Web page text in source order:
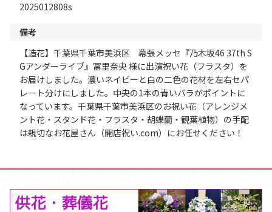
2025012808s
備考
【造花】千葉県千葉市美浜区 幕張メッセ『乃木坂46 37th S
Gアンダーライブ』冨里奈央 様に出演祝い花（フラスタ）を
お届けしました。濃いネイビーと白の二色の花材を左右セパ
レート分けにしました。中央の1本の青いバラがポイントに
なっています。千葉県千葉市美浜区のお祝い花（アレンジメ
ント花・スタンド花・フラスタ・胡蝶蘭・観葉植物）の手配
は親切なお花屋さん（開店祝い.com）にお任せください！